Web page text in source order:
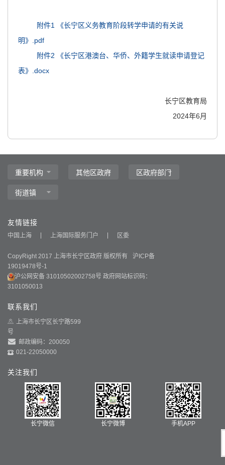
附件1 《长宁区义务教育阶段转学申请的有关说
明》.pdf
附件2 《长宁区港澳台、华侨、外籍学生就读申请登记
表》.docx
长宁区教育局
2024年6月
友情链接
中国上海 上海国际服务门户 区委
CopyRight 2017 上海市长宁区政府 版权所有
沪ICP备
19019478号-1
沪公网安备 31010502002758号 政府网站标识码：
3101050013
联系我们
上海市长宁区长宁路599
号
邮政编码：200050
021-22050000
关注我们
长宁微信 长宁微博 手机APP